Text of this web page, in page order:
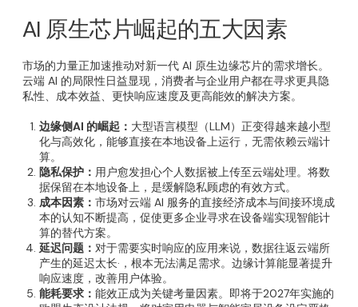
AI 原生芯片崛起的五大因素
市场的力量正加速推动对新一代 AI 原生边缘芯片的需求增长。
云端 AI 的局限性日益显现，消费者与企业用户都在寻求更具隐
私性、成本效益、更快响应速度及更高能效的解决方案。
边缘侧AI 的崛起： 大型语言模型（LLM）正变得越来越小型
化与高效化，能够直接在本地设备上运行，无需依赖云端计
算。
隐私保护： 用户愈发担心个人数据被上传至云端处理。将数
据保留在本地设备上，是缓解隐私顾虑的有效方式。
成本因素： 市场对云端 AI 服务的直接经济成本与间接环境成
本的认知不断提高，促使更多企业寻求在设备端实现智能计
算的替代方案。
延迟问题： 对于需要实时响应的应用来说，数据往返云端所
产生的延迟太长·，根本无法满足需求。边缘计算能显著提升
响应速度，改善用户体验。
能耗要求： 能效正成为关键考量因素。即将于2027年实施的